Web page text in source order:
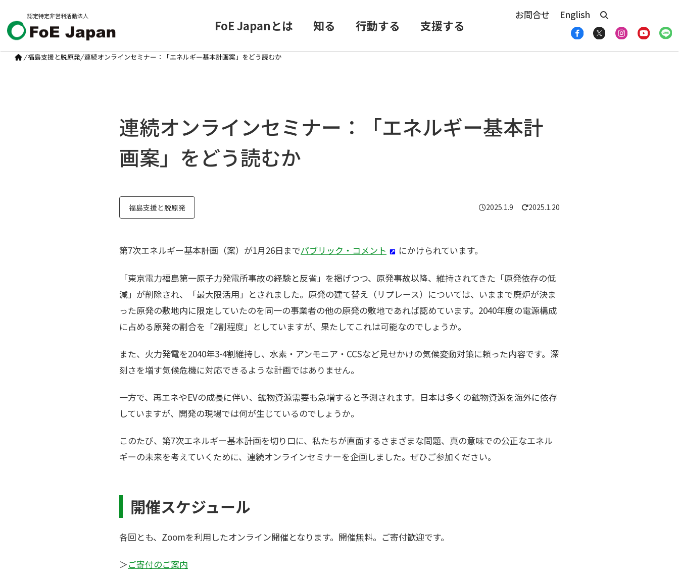
認定特定非営利活動法人
FoE Japanとは 知る 行動する 支援する
お問合せ English
/福島支援と脱原発/連続オンラインセミナー：「エネルギー基本計画案」をどう読むか
連続オンラインセミナー：「エネルギー基本計
画案」をどう読むか
福島支援と脱原発 2025.1.9 2025.1.20
第7次エネルギー基本計画（案）が1月26日までパブリック・コメント にかけられています。
「東京電⼒福島第⼀原⼦⼒発電所事故の経験と反省」を掲げつつ、原発事故以降、維持されてきた「原発依存の低
減」が削除され、「最大限活用」とされました。原発の建て替え（リプレース）については、いままで廃炉が決ま
った原発の敷地内に限定していたのを同一の事業者の他の原発の敷地であれば認めています。2040年度の電源構成
に占める原発の割合を「2割程度」としていますが、果たしてこれは可能なのでしょうか。
また、火力発電を2040年3-4割維持し、水素・アンモニア・CCSなど見せかけの気候変動対策に頼った内容です。深
刻さを増す気候危機に対応できるような計画ではありません。
一方で、再エネやEVの成長に伴い、鉱物資源需要も急増すると予測されます。日本は多くの鉱物資源を海外に依存
していますが、開発の現場では何が生じているのでしょうか。
このたび、第7次エネルギー基本計画を切り口に、私たちが直面するさまざまな問題、真の意味での公正なエネル
ギーの未来を考えていくために、連続オンラインセミナーを企画しました。ぜひご参加ください。
開催スケジュール
各回とも、Zoomを利用したオンライン開催となります。開催無料。ご寄付歓迎です。
＞ご寄付のご案内